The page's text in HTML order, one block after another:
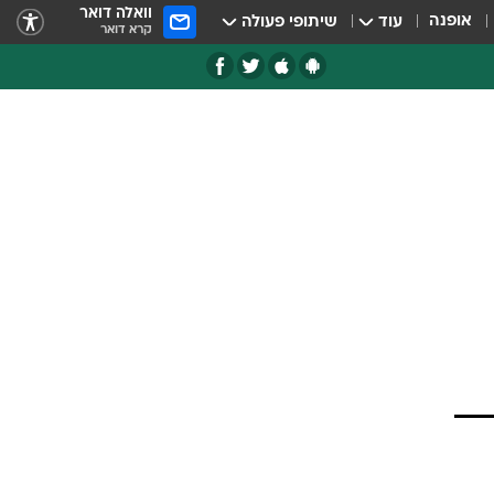
אופנה עוד שיתופי פעולה וואלה דואר
קרא דואר